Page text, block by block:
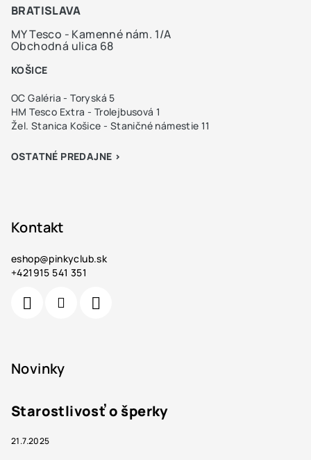
BRATISLAVA
MY Tesco - Kamenné nám. 1/A
Obchodná ulica 68
KOŠICE
OC Galéria - Toryská 5
HM Tesco Extra - Trolejbusová 1
Žel. Stanica Košice - Staničné námestie 11
OSTATNÉ PREDAJNE >
Kontakt
eshop@pinkyclub.sk
+421915 541 351
Novinky
Starostlivosť o šperky
21.7.2025